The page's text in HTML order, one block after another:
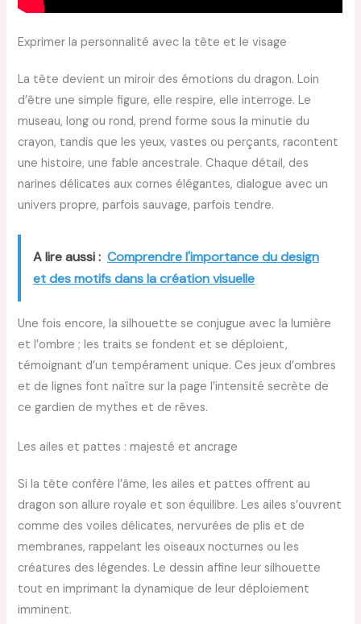
Exprimer la personnalité avec la tête et le visage
La tête devient un miroir des émotions du dragon. Loin
d’être une simple figure, elle respire, elle interroge. Le
museau, long ou rond, prend forme sous la minutie du
crayon, tandis que les yeux, vastes ou perçants, racontent
une histoire, une fable ancestrale. Chaque détail, des
narines délicates aux cornes élégantes, dialogue avec un
univers propre, parfois sauvage, parfois tendre.
A lire aussi : Comprendre l'importance du design
et des motifs dans la création visuelle
Une fois encore, la silhouette se conjugue avec la lumière
et l’ombre ; les traits se fondent et se déploient,
témoignant d’un tempérament unique. Ces jeux d’ombres
et de lignes font naître sur la page l’intensité secrète de
ce gardien de mythes et de rêves.
Les ailes et pattes : majesté et ancrage
Si la tête confère l’âme, les ailes et pattes offrent au
dragon son allure royale et son équilibre. Les ailes s’ouvrent
comme des voiles délicates, nervurées de plis et de
membranes, rappelant les oiseaux nocturnes ou les
créatures des légendes. Le dessin affine leur silhouette
tout en imprimant la dynamique de leur déploiement
imminent.